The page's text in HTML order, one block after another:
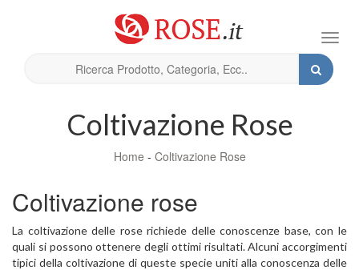
Coltivazione Rose
Home - Coltivazione Rose
Coltivazione rose
La coltivazione delle rose richiede delle conoscenze base, con le
quali si possono ottenere degli ottimi risultati. Alcuni accorgimenti
tipici della coltivazione di queste specie uniti alla conoscenza delle